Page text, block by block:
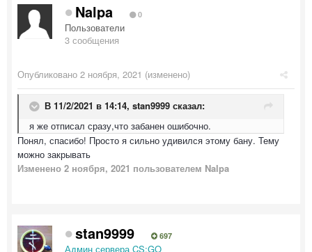
Nalpa 0
Пользователи
3 сообщения
Опубликовано 2 ноября, 2021 (изменено)
В 11/2/2021 в 14:14, stan9999 сказал:
я же отписал сразу,что забанен ошибочно.
Понял, спасибо! Просто я сильно удивился этому бану. Тему
можно закрывать
Изменено 2 ноября, 2021 пользователем Nalpa
stan9999 697
Админ сервера CS:GO